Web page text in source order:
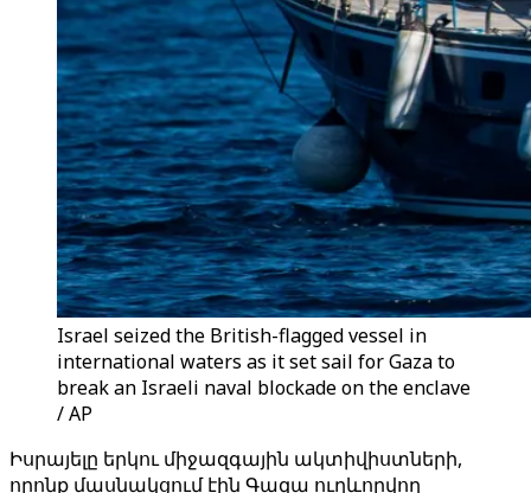
Israel seized the British-flagged vessel in
international waters as it set sail for Gaza to
break an Israeli naval blockade on the enclave
/ AP
Իսրայելը երկու միջազգային ակտիվիստների,
որոնք մասնակցում էին Գազա ուղևորվող